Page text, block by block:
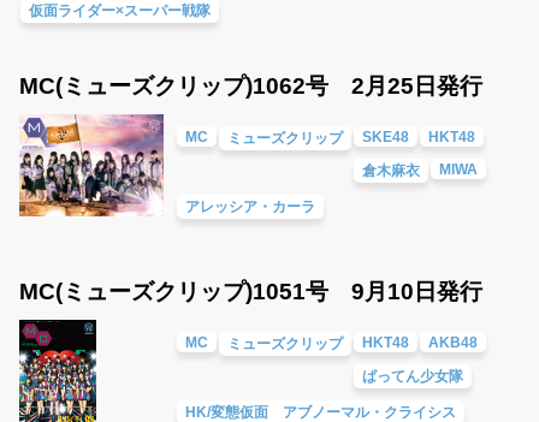
仮面ライダー×スーパー戦隊
MC(ミューズクリップ)1062号 2月25日発行
MC ミューズクリップ SKE48
HKT48
倉木麻衣
MIWA
アレッシア・カーラ
MC(ミューズクリップ)1051号 9月10日発行
MC ミューズクリップ HKT48
AKB48
ばってん少女隊
HK/変態仮面 アブノーマル・クライシス